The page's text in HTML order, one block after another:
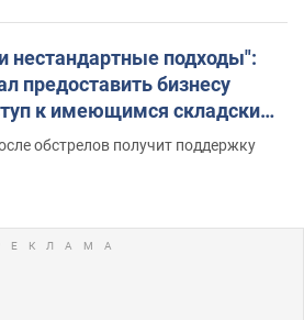
подходы":
предоставить бизнесу
к имеющимся складским
обстрелов получит поддержку